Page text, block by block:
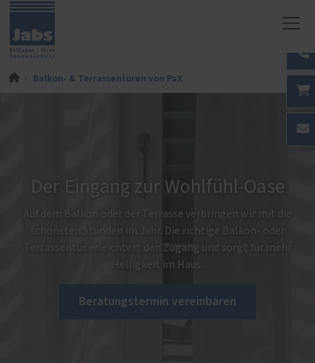
Balkon- & Terrassentüren von PaX
Der Eingang zur Wohlfühl-Oase
Auf dem Balkon oder der Terrasse verbringen wir mit die
schönsten Stunden im Jahr. Die richtige Balkon- oder
Terrassentür erleichtert den Zugang und sorgt für mehr
Helligkeit im Haus.
Beratungstermin vereinbaren